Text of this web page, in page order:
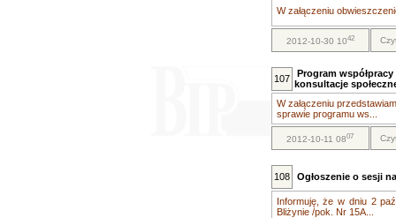
W załączeniu
2012-10-30 1042
107
Program
konsultacje
W załączeniu
sprawie programu ws...
2012-10-11 0807
108 Ogłoszenie o sesji
Informuję, że w dniu 2
Bliżynie /pok. Nr 15A...